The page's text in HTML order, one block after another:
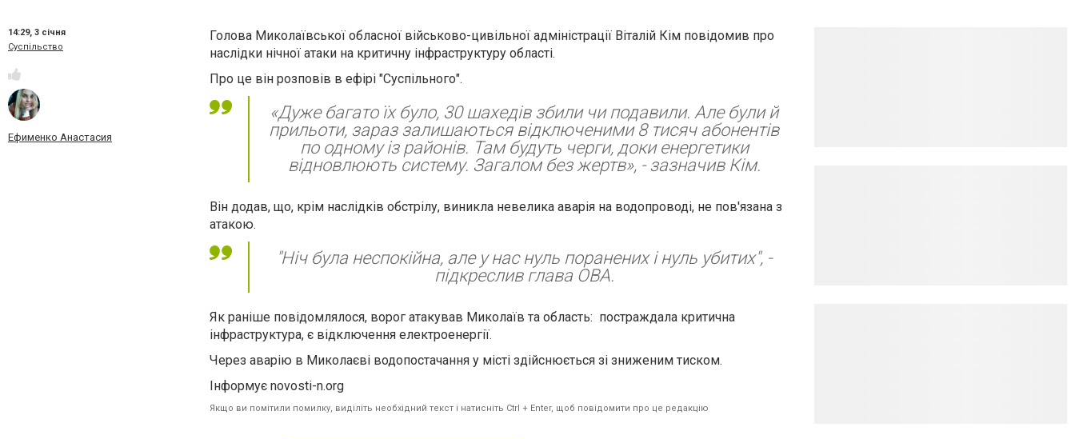
14:29, 3 січня
Суспільство
Ефименко Анастасия
Голова Миколаївської обласної військово-цивільної адміністрації Віталій Кім повідомив про
наслідки нічної атаки на критичну інфраструктуру області.
Про це він розповів в ефірі "Суспільного".
«Дуже багато їх було, 30 шахедів збили чи подавили. Але були й
прильоти, зараз залишаються відключеними 8 тисяч абонентів
по одному із районів. Там будуть черги, доки енергетики
відновлюють систему. Загалом без жертв», - зазначив Кім.
Він додав, що, крім наслідків обстрілу, виникла невелика аварія на водопроводі, не пов'язана з
атакою.
"Ніч була неспокійна, але у нас нуль поранених і нуль убитих", -
підкреслив глава ОВА.
Як раніше повідомлялося, ворог атакував Миколаїв та область: постраждала критична
інфраструктура, є відключення електроенергії.
Через аварію в Миколаєві водопостачання у місті здійснюється зі зниженим тиском.
Інформує novosti-n.org
Якщо ви помітили помилку, виділіть необхідний текст і натисніть Ctrl + Enter, щоб повідомити про це редакцію